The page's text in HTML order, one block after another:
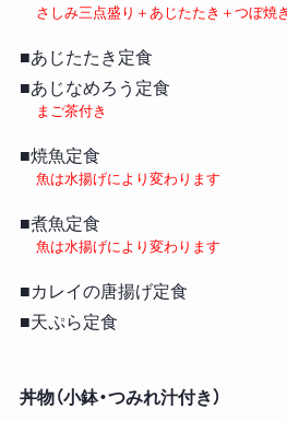
さしみ三点盛り＋あじたたき＋つぼ焼
■あじたたき定食
■あじなめろう定食
まご茶付き
■焼魚定食
魚は水揚げにより変わります
■煮魚定食
魚は水揚げにより変わります
■カレイの唐揚げ定食
■天ぷら定食
丼物（小鉢・つみれ汁付き）